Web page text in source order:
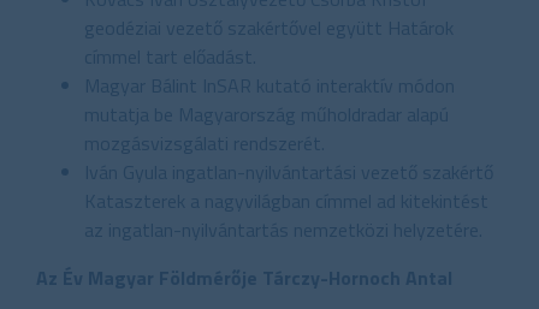
geodéziai vezető szakértővel együtt Határok
címmel tart előadást.
Magyar Bálint InSAR kutató interaktív módon
mutatja be Magyarország műholdradar alapú
mozgásvizsgálati rendszerét.
Iván Gyula ingatlan-nyilvántartási vezető szakértő
Kataszterek a nagyvilágban címmel ad kitekintést
az ingatlan-nyilvántartás nemzetközi helyzetére.
Az Év Magyar Földmérője Tárczy-Hornoch Antal